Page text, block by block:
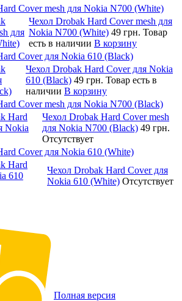
Cover mesh для Nokia N700 (White)
Чехол Drobak Hard Cover mesh для
Nokia N700 (White) 49 грн. Товар
есть в наличии В корзину
Cover для Nokia 610 (Black)
Чехол Drobak Hard Cover для Nokia
610 (Black) 49 грн. Товар есть в
наличии В корзину
Cover mesh для Nokia N700 (Black)
Чехол Drobak Hard Cover mesh
для Nokia N700 (Black) 49 грн.
Отсутствует
Cover для Nokia 610 (White)
Чехол Drobak Hard Cover для
Nokia 610 (White) Отсутствует
Полная версия